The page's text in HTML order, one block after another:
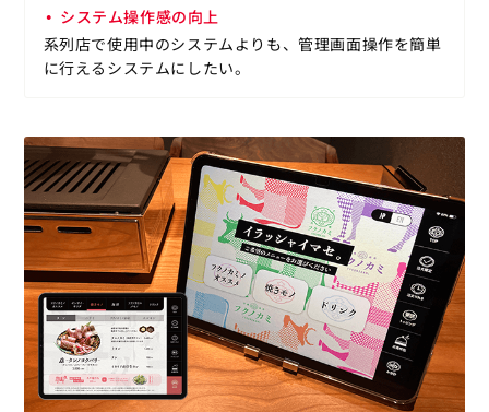
システム操作感の向上
系列店で使用中のシステムよりも、管理画面操作を簡単
に行えるシステムにしたい。